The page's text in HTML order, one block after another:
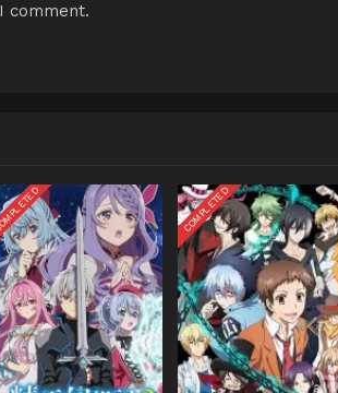
comment.
COMPLETED